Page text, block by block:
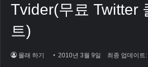
Tvider(무료 Twitter
트)
몰래 하기 2010년 3월 9일 최종 업데이트